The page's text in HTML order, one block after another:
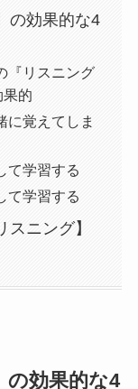
の効果的な4
『リスニング
的
覚えてしま
て学習する
て学習する
ニング】
の効果的な4